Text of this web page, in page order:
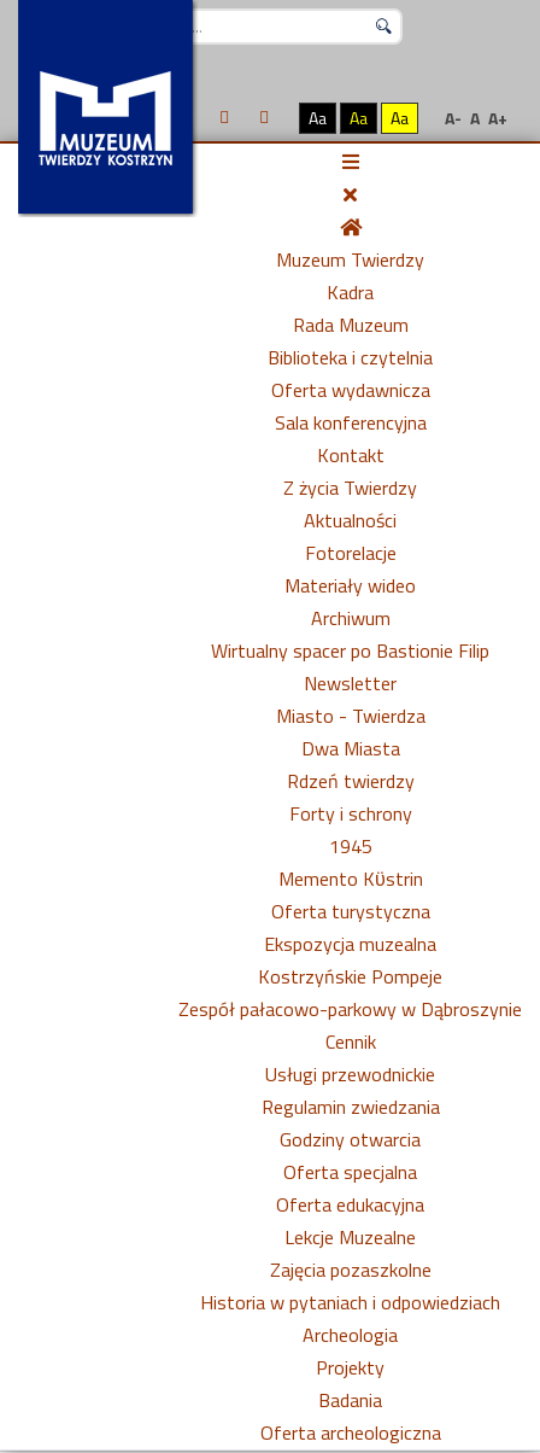
Aa Aa Aa A- A A+
Muzeum Twierdzy
Kadra
Rada Muzeum
Biblioteka i czytelnia
Oferta wydawnicza
Sala konferencyjna
Kontakt
Z życia Twierdzy
Aktualności
Fotorelacje
Materiały wideo
Archiwum
Wirtualny spacer po Bastionie Filip
Newsletter
Miasto - Twierdza
Dwa Miasta
Rdzeń twierdzy
Forty i schrony
1945
Memento Kϋstrin
Oferta turystyczna
Ekspozycja muzealna
Kostrzyńskie Pompeje
Zespół pałacowo-parkowy w Dąbroszynie
Cennik
Usługi przewodnickie
Regulamin zwiedzania
Godziny otwarcia
Oferta specjalna
Oferta edukacyjna
Lekcje Muzealne
Zajęcia pozaszkolne
Historia w pytaniach i odpowiedziach
Archeologia
Projekty
Badania
Oferta archeologiczna